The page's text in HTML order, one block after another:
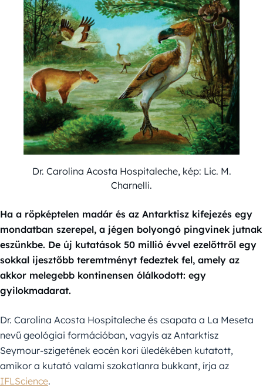
Dr. Carolina Acosta Hospitaleche, kép: Lic. M.
Charnelli.
Ha a röpképtelen madár és az Antarktisz kifejezés egy
mondatban szerepel, a jégen bolyongó pingvinek jutnak
eszünkbe. De új kutatások 50 millió évvel ezelőttről egy
sokkal ijesztőbb teremtményt fedeztek fel, amely az
akkor melegebb kontinensen ólálkodott: egy
gyilokmadarat.
Dr. Carolina Acosta Hospitaleche és csapata a La Meseta
nevű geológiai formációban, vagyis az Antarktisz
Seymour-szigetének eocén kori üledékében kutatott,
amikor a kutató valami szokatlanra bukkant, írja az
IFLScience.